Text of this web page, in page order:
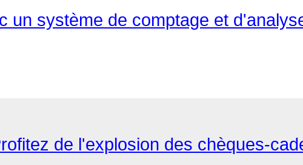
un système de comptage et
de l'explosion des chèques-